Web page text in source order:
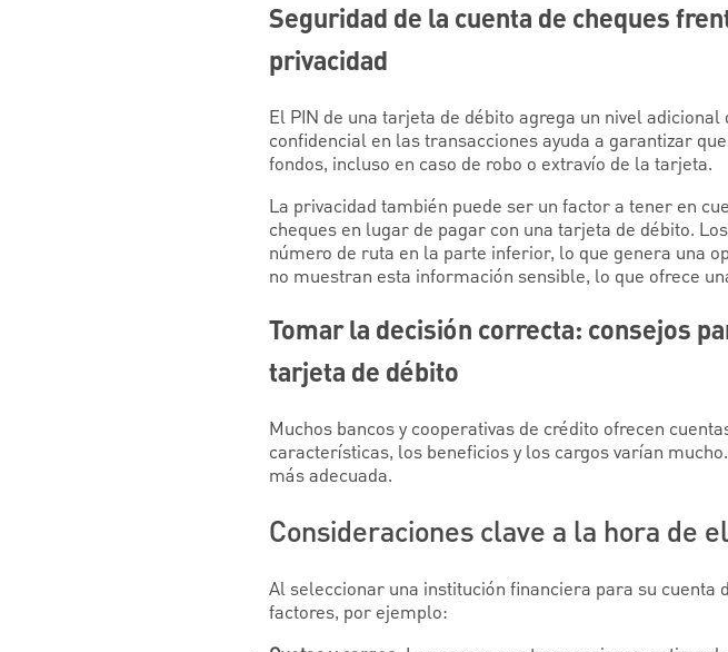
Seguridad de la cuenta de cheques
privacidad
El PIN de una tarjeta de débito agrega un nivel
confidencial en las transacciones ayuda a garantizar
fondos, incluso en caso de robo o extravío de la tarjeta.
La privacidad también puede ser un factor a tener en
cheques en lugar de pagar con una tarjeta de débito.
número de ruta en la parte inferior, lo que genera una
no muestran esta información sensible, lo que ofrece
Tomar la decisión correcta: consejos
tarjeta de débito
Muchos bancos y cooperativas de crédito ofrecen
características, los beneficios y los cargos varían
más adecuada.
Consideraciones clave a la hora de
Al seleccionar una institución financiera para su cuenta
factores, por ejemplo: